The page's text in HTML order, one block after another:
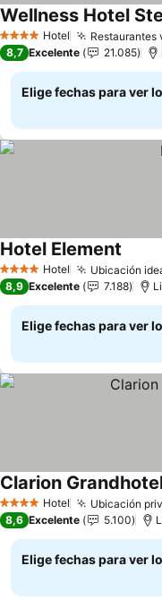
4 EstrellasHotel Restaurantes
Wellness Hotel
8,7 Excelente 21.085
Elige fechas para ver
4 EstrellasHotel Ubicación
Hotel Element
8,9 Excelente 7.188
Elige fechas para ver
4 EstrellasHotel Ubicación
Clarion
8,6 Excelente 5.100
Elige fechas para ver